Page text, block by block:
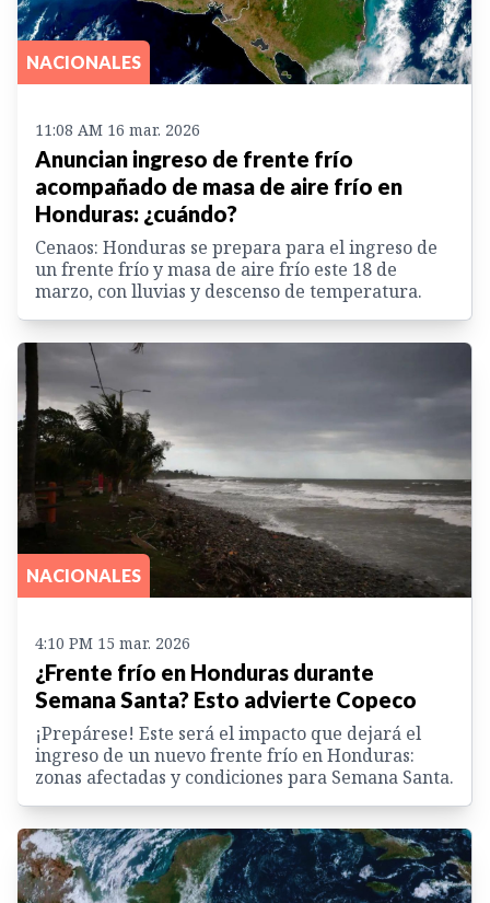
NACIONALES
11:08 AM 16 mar. 2026
Anuncian ingreso de frente frío
acompañado de masa de aire frío en
Honduras: ¿cuándo?
Cenaos: Honduras se prepara para el ingreso de
un frente frío y masa de aire frío este 18 de
marzo, con lluvias y descenso de temperatura.
NACIONALES
4:10 PM 15 mar. 2026
¿Frente frío en Honduras durante
Semana Santa? Esto advierte Copeco
¡Prepárese! Este será el impacto que dejará el
ingreso de un nuevo frente frío en Honduras:
zonas afectadas y condiciones para Semana Santa.